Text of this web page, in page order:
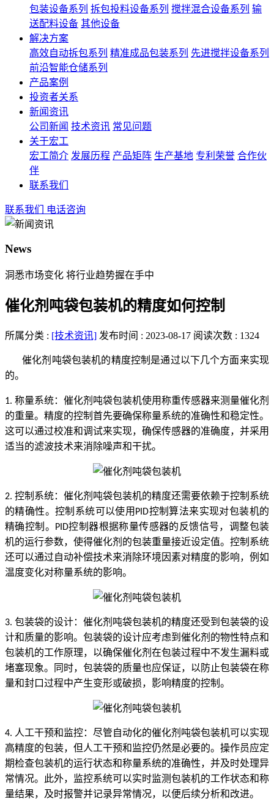
包装设备系列 拆包投料设备系列 搅拌混合设备系列 输
送配料设备 其他设备
解决方案
高效自动拆包系列 精准成品包装系列 先进搅拌设备系列
前沿智能仓储系列
产品案例
投资者关系
新闻资讯
公司新闻 技术资讯 常见问题
关于宏工
宏工简介 发展历程 产品矩阵 生产基地 专利荣誉 合作伙
伴
联系我们
联系我们 电话咨询
News
洞悉市场变化 将行业趋势握在手中
催化剂吨袋包装机的精度如何控制
所属分类 : [技术资讯] 发布时间 : 2023-08-17 阅读次数 : 1324
催化剂吨袋包装机的精度控制是通过以下几个方面来实现
的。
1. 称量系统：催化剂吨袋包装机使用称重传感器来测量催化剂
的重量。精度的控制首先要确保称量系统的准确性和稳定性。
这可以通过校准和调试来实现，确保传感器的准确度，并采用
适当的滤波技术来消除噪声和干扰。
2. 控制系统：催化剂吨袋包装机的精度还需要依赖于控制系统
的精确性。控制系统可以使用 PID控制算法来实现对包装机的
精确控制。 PID控制器根据称量传感器的反馈信号，调整包装
机的运行参数，使得催化剂的包装重量接近设定值。控制系统
还可以通过自动补偿技术来消除环境因素对精度的影响，例如
温度变化对称量系统的影响。
3. 包装袋的设计：催化剂吨袋包装机的精度还受到包装袋的设
计和质量的影响。包装袋的设计应考虑到催化剂的物性特点和
包装机的工作原理，以确保催化剂在包装过程中不发生漏料或
堵塞现象。同时，包装袋的质量也应保证，以防止包装袋在称
量和封口过程中产生变形或破损，影响精度的控制。
4. 人工干预和监控：尽管自动化的催化剂吨袋包装机可以实现
高精度的包装，但人工干预和监控仍然是必要的。操作员应定
期检查包装机的运行状态和称量系统的准确性，并及时处理异
常情况。此外，监控系统可以实时监测包装机的工作状态和称
量结果，及时报警并记录异常情况，以便后续分析和改进。